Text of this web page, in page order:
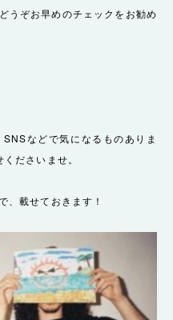
うぞお早めのチェックをお勧め
などで気になるものありま
ださいませ。
、載せておきます！